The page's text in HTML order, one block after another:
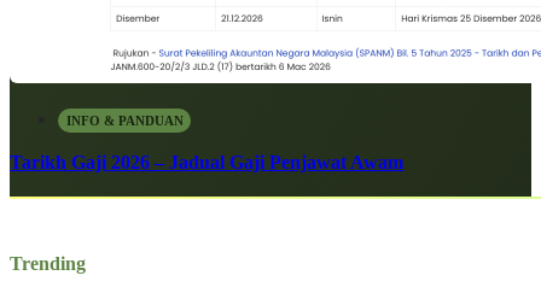
INFO & PANDUAN
Tarikh Gaji 2026 – Jadual Gaji Penjawat Awam
Trending